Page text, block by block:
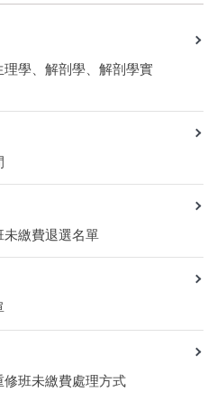
學、解剖學、解剖學實
未繳費退選名單
修班未繳費處理方式